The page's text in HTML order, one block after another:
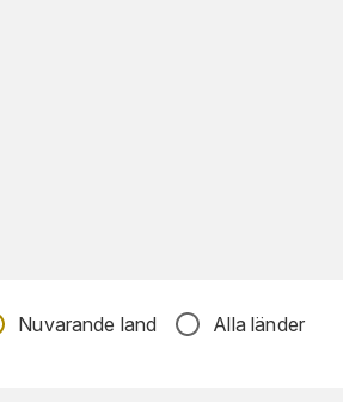
Nuvarande land Alla länder